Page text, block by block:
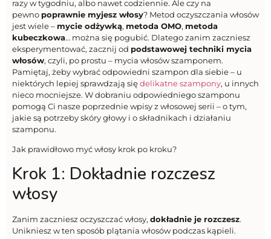
razy w tygodniu, albo nawet codziennie. Ale czy na
pewno poprawnie myjesz włosy? Metod oczyszczania włosów
jest wiele – mycie odżywką, metoda OMO, metoda
kubeczkowa… można się pogubić. Dlatego zanim zaczniesz
eksperymentować, zacznij od podstawowej techniki mycia
włosów, czyli, po prostu – mycia włosów szamponem.
Pamiętaj, żeby wybrać odpowiedni szampon dla siebie – u
niektórych lepiej sprawdzają siędelikatne szampony, u innych
nieco mocniejsze. W dobraniu odpowiedniego szamponu
pomogą Ci nasze poprzednie wpisy z włosowej serii – o tym,
jakie są potrzeby skóry głowy i o składnikach i działaniu
szamponu.
Jak prawidłowo myć włosy krok po kroku?
Krok 1: Dokładnie rozczesz
włosy
Zanim zaczniesz oczyszczać włosy, dokładnie je rozczesz.
Unikniesz w ten sposób plątania włosów podczas kąpieli.